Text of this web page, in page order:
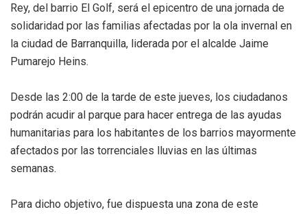
Rey, del barrio El Golf, será el epicentro de una jornada de
solidaridad por las familias afectadas por la ola invernal en
la ciudad de Barranquilla, liderada por el alcalde Jaime
Pumarejo Heins.
Desde las 2:00 de la tarde de este jueves, los ciudadanos
podrán acudir al parque para hacer entrega de las ayudas
humanitarias para los habitantes de los barrios mayormente
afectados por las torrenciales lluvias en las últimas
semanas.
Para dicho objetivo, fue dispuesta una zona de este